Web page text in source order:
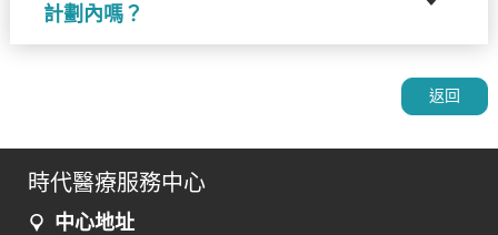
計劃內嗎？
返回
時代醫療服務中心
中心地址